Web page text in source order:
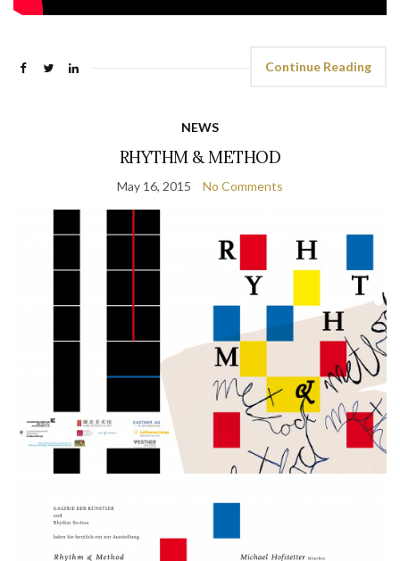
Continue Reading
NEWS
RHYTHM & METHOD
May 16, 2015 No Comments